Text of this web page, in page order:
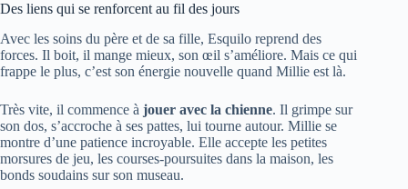
Des liens qui se renforcent au fil des jours
Avec les soins du père et de sa fille, Esquilo reprend des
forces. Il boit, il mange mieux, son œil s’améliore. Mais ce qui
frappe le plus, c’est son énergie nouvelle quand Millie est là.
Très vite, il commence à jouer avec la chienne. Il grimpe sur
son dos, s’accroche à ses pattes, lui tourne autour. Millie se
montre d’une patience incroyable. Elle accepte les petites
morsures de jeu, les courses-poursuites dans la maison, les
bonds soudains sur son museau.